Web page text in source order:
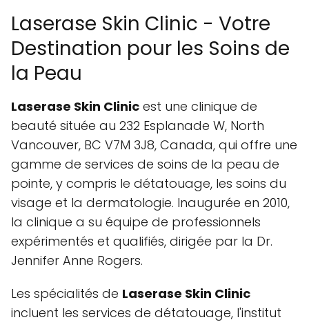
Laserase Skin Clinic - Votre
Destination pour les Soins de
la Peau
Laserase Skin Clinic est une clinique de
beauté située au 232 Esplanade W, North
Vancouver, BC V7M 3J8, Canada, qui offre une
gamme de services de soins de la peau de
pointe, y compris le détatouage, les soins du
visage et la dermatologie. Inaugurée en 2010,
la clinique a su équipe de professionnels
expérimentés et qualifiés, dirigée par la Dr.
Jennifer Anne Rogers.
Les spécialités de Laserase Skin Clinic
incluent les services de détatouage, l'institut